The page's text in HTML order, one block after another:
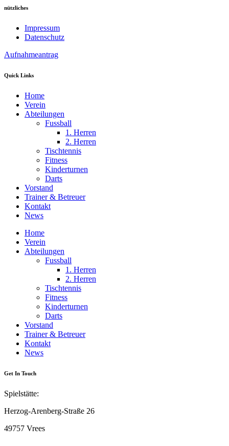
nützliches
Impressum
Datenschutz
Aufnahmeantrag
Quick Links
Home
Verein
Abteilungen
Fussball
1. Herren
2. Herren
Tischtennis
Fitness
Kinderturnen
Darts
Vorstand
Trainer & Betreuer
Kontakt
News
Home
Verein
Abteilungen
Fussball
1. Herren
2. Herren
Tischtennis
Fitness
Kinderturnen
Darts
Vorstand
Trainer & Betreuer
Kontakt
News
Get In Touch
Spielstätte:
Herzog-Arenberg-Straße 26
49757 Vrees